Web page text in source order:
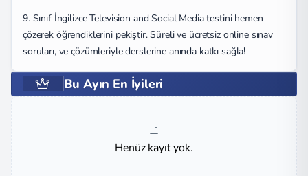
9. Sınıf İngilizce Television and Social Media testini hemen
çözerek öğrendiklerini pekiştir. Süreli ve ücretsiz online sınav
soruları, ve çözümleriyle derslerine anında katkı sağla!
Bu Ayın En İyileri
Henüz kayıt yok.